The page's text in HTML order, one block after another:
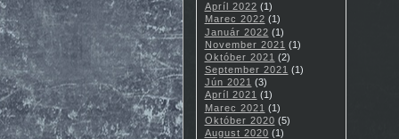
Apríl 2022 (1)
Marec 2022 (1)
Január 2022 (1)
November 2021 (1)
Október 2021 (2)
September 2021 (1)
Jún 2021 (3)
Apríl 2021 (1)
Marec 2021 (1)
Október 2020 (5)
August 2020 (1)